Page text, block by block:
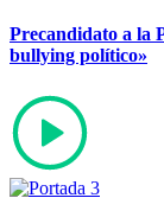
Precandidato a la
bullying político»